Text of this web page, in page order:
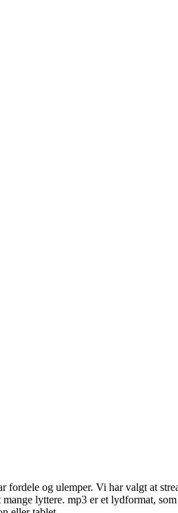
og ulemper. Vi har valgt at
lyttere. mp3 er et lydformat,